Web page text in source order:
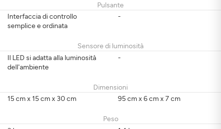
Pulsante
-
Interfaccia di controllo
semplice e ordinata
Sensore di luminosità
-
Il LED si adatta alla luminosità
dell'ambiente
Dimensioni
95 cm x 6 cm x 7 cm
15 cm x 15 cm x 30 cm
Peso